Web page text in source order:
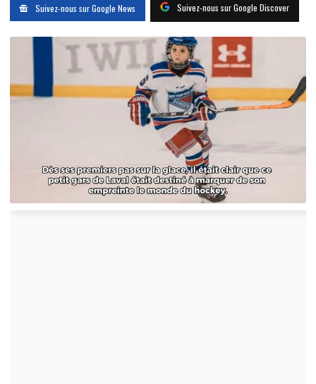
Suivez-nous sur Google News Suivez-nous sur Google Discover